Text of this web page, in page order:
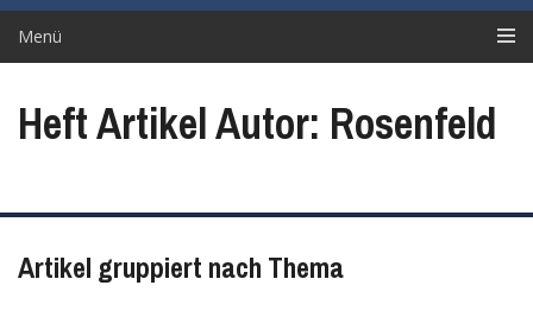
Menü
Heft Artikel Autor: Rosenfeld
Artikel gruppiert nach Thema